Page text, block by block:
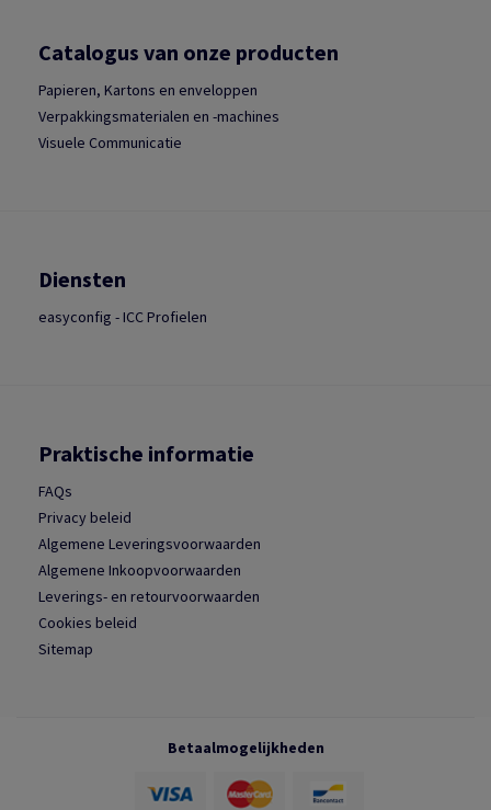
Catalogus van onze producten
Papieren, Kartons en enveloppen
Verpakkingsmaterialen en -machines
Visuele Communicatie
Diensten
easyconfig - ICC Profielen
Praktische informatie
FAQs
Privacy beleid
Algemene Leveringsvoorwaarden
Algemene Inkoopvoorwaarden
Leverings- en retourvoorwaarden
Cookies beleid
Sitemap
Betaalmogelijkheden